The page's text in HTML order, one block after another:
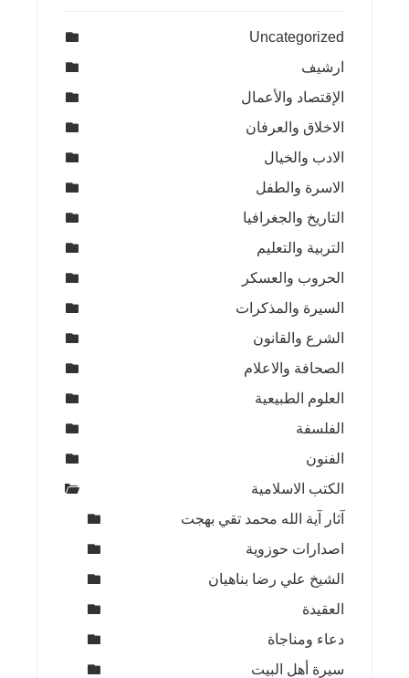
Uncategorized
ارشيف
الإقتصاد والأعمال
الاخلاق والعرفان
الادب والخيال
الاسرة والطفل
التاريخ والجغرافيا
التربية والتعليم
الحروب والعسكر
السيرة والمذكرات
الشرع والقانون
الصحافة والاعلام
العلوم الطبيعية
الفلسفة
الفنون
الكتب الاسلامية
آثار آية الله محمد تقي بهجت
اصدارات حوزوية
الشيخ علي رضا بناهيان
العقيدة
دعاء ومناجاة
سيرة أهل البيت